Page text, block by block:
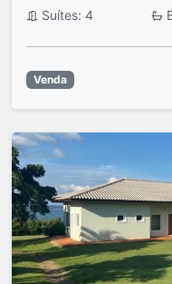
Suítes: 4
Venda